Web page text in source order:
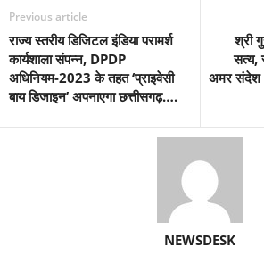
Previous article
राज्य स्तरीय डिजिटल इंडिया परामर्श
कार्यशाला संपन्न, DPDP
अधिनियम-2023 के तहत ‘प्राइवेसी
बाय डिजाइन’ अपनाएगा छत्तीसगढ़….
श्री
सत्य,
अमर संदेश
NEWSDESK